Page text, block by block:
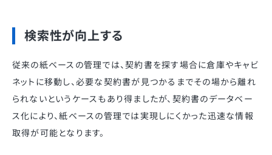
検索性が向上する
従来の紙ベースの管理では、契約書を探す場合に倉庫やキャビ
ネットに移動し、必要な契約書が見つかるまでその場から離れ
られないというケースもあり得ましたが、契約書のデータベー
ス化により、紙ベースの管理では実現しにくかった迅速な情報
取得が可能となります。